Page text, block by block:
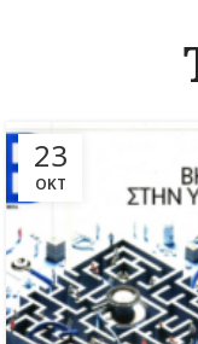
23
ΟΚΤ